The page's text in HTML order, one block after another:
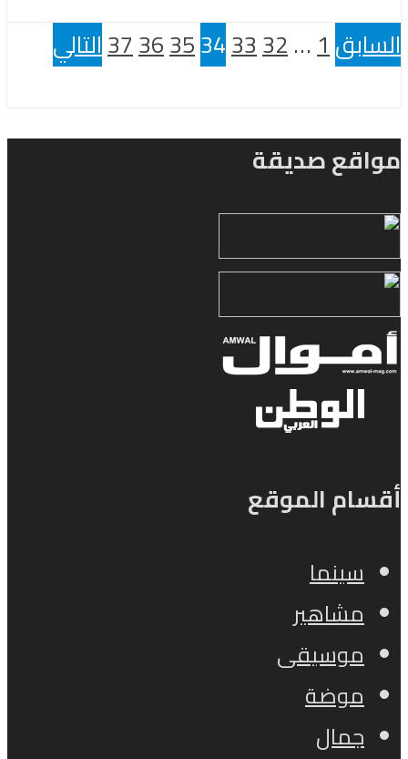
السابق1
…
32
33
34
35
36
37التالي
مواقع صديقة
أقسام الموقع
سينما
مشاهير
موسيقى
موضة
جمال